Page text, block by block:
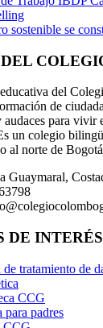
sostenible se
del
de
audaces para vivir
un colegio
al norte de
Guaymaral,
DE INTERÉS
tratamiento de
CCG
para padres